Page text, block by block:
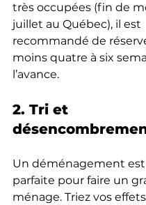
très occupées (fin de
juillet au Québec), il est
recommandé de
moins quatre à six
l’avance.
2. Tri et
Un déménagement est
parfaite pour faire un
ménage. Triez vos effets